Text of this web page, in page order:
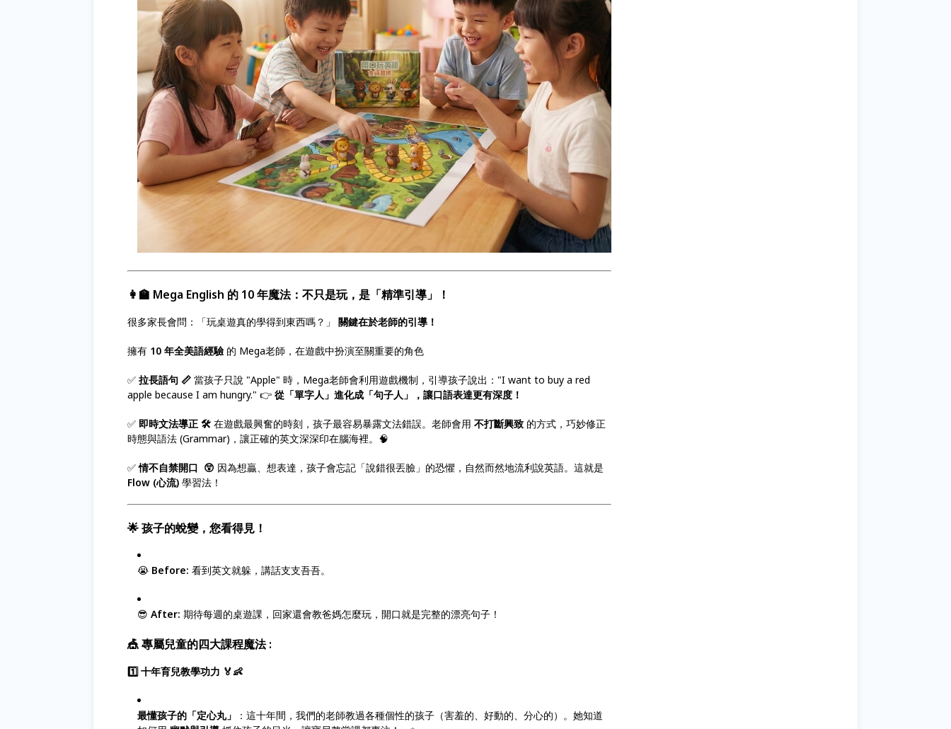
👩‍🏫 Mega English 的 10 年魔法：不只是玩，是「精準引導」！
很多家長會問：「玩桌遊真的學得到東西嗎？」 關鍵在於老師的引導！
擁有 10 年全美語經驗 的 Mega老師，在遊戲中扮演至關重要的角色
✅ 拉長語句 📏 當孩子只說 "Apple" 時，Mega老師會利用遊戲機制，引導孩子說出："I want to buy a red
apple because I am hungry." 👉 從「單字人」進化成「句子人」，讓口語表達更有深度！
✅ 即時文法導正 🛠️ 在遊戲最興奮的時刻，孩子最容易暴露文法錯誤。老師會用 不打斷興致 的方式，巧妙修正
時態與語法 (Grammar)，讓正確的英文深深印在腦海裡。🧠
✅情不自禁開口 😲 因為想贏、想表達，孩子會忘記「說錯很丟臉」的恐懼，自然而然地流利說英語。這就是
Flow (心流) 學習法！
🌟孩子的蛻變，您看得見！
😭 Before: 看到英文就躲，講話支支吾吾。
😎 After: 期待每週的桌遊課，回家還會教爸媽怎麼玩，開口就是完整的漂亮句子！
🎪專屬兒童的四大課程魔法 :
1️⃣ 十年育兒教學功力 🏅👶
最懂孩子的「定心丸」
：這十年間，我們的老師教過各種個性的孩子（害羞的、好動的、分心的）。她知道